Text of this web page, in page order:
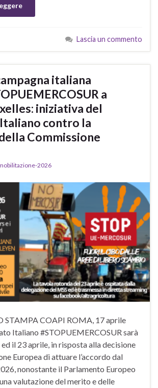
Lascia un commento
italiana
a
iniziativa del
contro la
Commissione
2026
STAMPA COAPI ROMA, 17 aprile
Italiano #STOPUEMERCOSUR sarà
il 23 aprile, in risposta alla decisione
Europea di attuare l’accordo dal
nonostante il Parlamento Europeo
valutazione del merito e delle